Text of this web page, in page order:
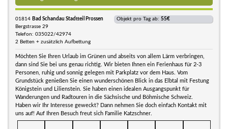
01814 Bad Schandau Stadtteil Prossen
Bergstrasse 29
Telefon: 035022/42974
2 Betten + zusätzlich Aufbettung
Objekt pro Tag ab: 55€
Möchten Sie Ihren Urlaub im Grünen und abseits von allem Lärm verbringen,
dann sind Sie bei uns genau richtig. Wir bieten Ihnen ein Ferienhaus für 2-3
Personen, ruhig und sonnig gelegen mit Parkplatz vor dem Haus. Vom
Grundstück genießen Sie einen wunderschönen Blick in das Elbtal mit Festung
Königstein und Lilienstein. Sie haben einen idealen Ausgangspunkt für
Wanderungen und Radtouren in die Sächsische und Böhmische Schweiz.
Haben wir Ihr Interesse geweckt? Dann nehmen Sie doch einfach Kontakt mit
uns auf! Auf Ihren Besuch freut sich Familie Katzschner.